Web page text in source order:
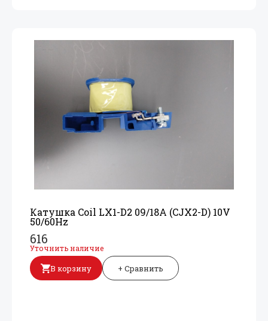
Катушка Coil LX1-D2 09/18A (CJX2-D) 10V
50/60Hz
616
Уточнить наличие
В корзину + Сравнить